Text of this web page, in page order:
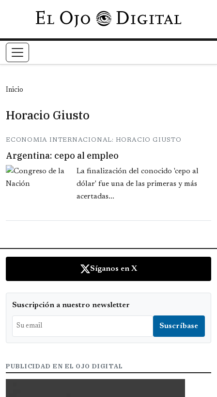
Pasar al contenido principal
Inicio
Horacio Giusto
ECONOMIA INTERNACIONAL: HORACIO GIUSTO
Argentina: cepo al empleo
La finalización del conocido 'cepo al
dólar' fue una de las primeras y más
acertadas...
Síganos en X
Suscripción a nuestro newsletter
PUBLICIDAD EN EL OJO DIGITAL